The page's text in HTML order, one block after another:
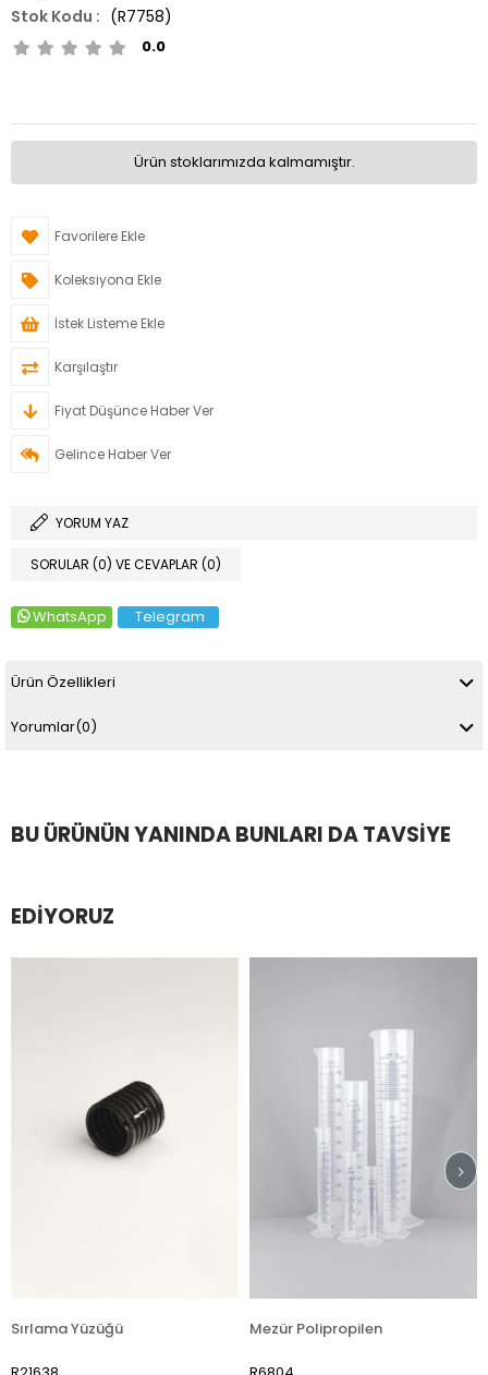
(R7758)
0.0
Ürün stoklarımızda kalmamıştır.
Favorilere Ekle
Koleksiyona Ekle
İstek Listeme Ekle
Karşılaştır
Fiyat Düşünce Haber Ver
Gelince Haber Ver
YORUM YAZ
SORULAR (0) VE CEVAPLAR (0)
WhatsApp Telegram
Ürün Özellikleri
Yorumlar(0)
BU ÜRÜNÜN YANINDA BUNLARI DA TAVSIYE
EDIYORUZ
Yüzüğü Mezür Polipropilen